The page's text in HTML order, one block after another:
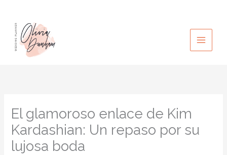
contenido
El glamoroso enlace de Kim
Kardashian: Un repaso por su
lujosa boda